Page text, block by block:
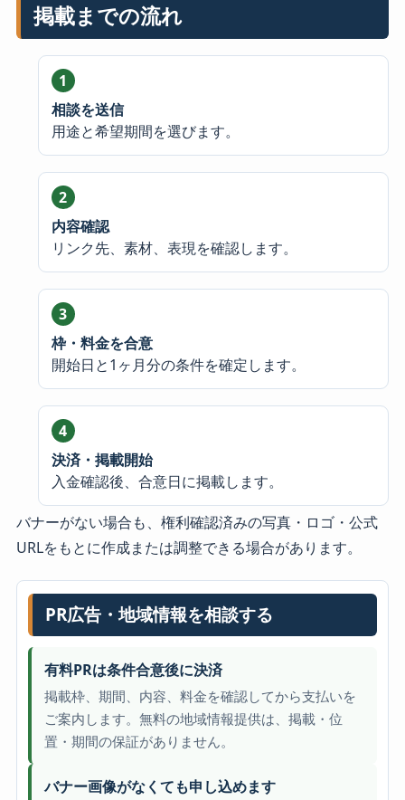
掲載までの流れ
相談を送信
用途と希望期間を選びます。
内容確認
リンク先、素材、表現を確認します。
枠・料金を合意
開始日と1ヶ月分の条件を確定します。
決済・掲載開始
入金確認後、合意日に掲載します。
バナーがない場合も、権利確認済みの写真・ロゴ・公式
URLをもとに作成または調整できる場合があります。
PR広告・地域情報を相談する
有料PRは条件合意後に決済
掲載枠、期間、内容、料金を確認してから支払いを
ご案内します。無料の地域情報提供は、掲載・位
置・期間の保証がありません。
バナー画像がなくても申し込めます